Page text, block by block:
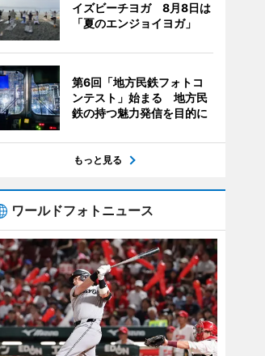
イズビーチヨガ 8月8日は
「夏のエンジョイヨガ」
第6回「地方民鉄フォトコ
ンテスト」始まる 地方民
鉄の持つ魅力発信を目的に
もっと見る
ワールドフォトニュース